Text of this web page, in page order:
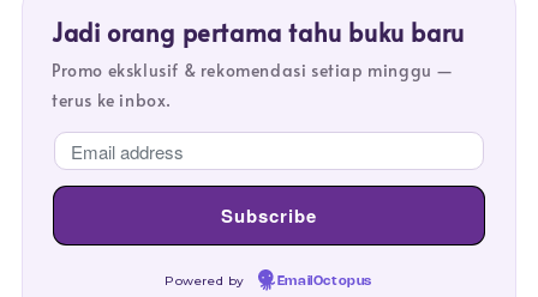
Jadi orang pertama tahu buku baru
Promo eksklusif & rekomendasi setiap minggu —
terus ke inbox.
Powered by EmailOctopus